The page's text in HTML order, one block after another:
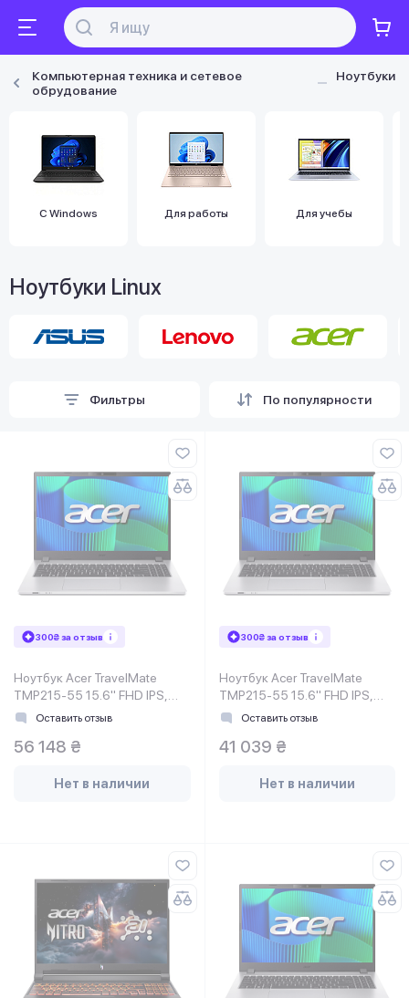
Компьютерная техника и сетевое
обрудование
Ноутбуки
С Windows Для работы Для учебы
Ноутбуки Linux
Фильтры По популярности
300₴ за отзыв
Ноутбук Acer TravelMate
TMP215-55 15.6" FHD IPS,
Intel U7-255U, 64GB, F1TB,
Оставить отзыв
56 148 ₴
Нет в наличии
300₴ за отзыв
Ноутбук Acer TravelMate
TMP215-55 15.6" FHD IPS,
Intel U5-115U, 32GB, F1TB,
Оставить отзыв
41 039 ₴
Нет в наличии